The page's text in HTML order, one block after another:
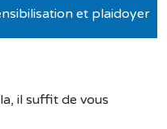
et plaidoyer
il suffit de vous